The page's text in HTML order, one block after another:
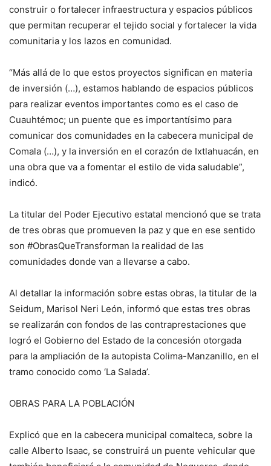
construir o fortalecer infraestructura y espacios públicos
que permitan recuperar el tejido social y fortalecer la vida
comunitaria y los lazos en comunidad.
“Más allá de lo que estos proyectos significan en materia
de inversión (…), estamos hablando de espacios públicos
para realizar eventos importantes como es el caso de
Cuauhtémoc; un puente que es importantísimo para
comunicar dos comunidades en la cabecera municipal de
Comala (…), y la inversión en el corazón de Ixtlahuacán, en
una obra que va a fomentar el estilo de vida saludable”,
indicó.
La titular del Poder Ejecutivo estatal mencionó que se trata
de tres obras que promueven la paz y que en ese sentido
son #ObrasQueTransforman la realidad de las
comunidades donde van a llevarse a cabo.
Al detallar la información sobre estas obras, la titular de la
Seidum, Marisol Neri León, informó que estas tres obras
se realizarán con fondos de las contraprestaciones que
logró el Gobierno del Estado de la concesión otorgada
para la ampliación de la autopista Colima-Manzanillo, en el
tramo conocido como ‘La Salada’.
OBRAS PARA LA POBLACIÓN
Explicó que en la cabecera municipal comalteca, sobre la
calle Alberto Isaac, se construirá un puente vehicular que